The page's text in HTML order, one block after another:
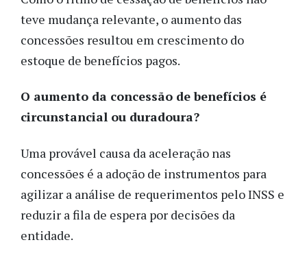
teve mudança relevante, o aumento das
concessões resultou em crescimento do
estoque de benefícios pagos.
O aumento da concessão de benefícios é
circunstancial ou duradoura?
Uma provável causa da aceleração nas
concessões é a adoção de instrumentos para
agilizar a análise de requerimentos pelo INSS e
reduzir a fila de espera por decisões da
entidade.